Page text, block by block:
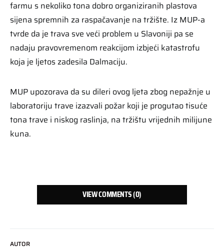
AUTOR
farmu s nekoliko tona dobro organiziranih plastova
sijena spremnih za raspačavanje na tržište. Iz MUP-a
tvrde da je trava sve veći problem u Slavoniji pa se
nadaju pravovremenom reakcijom izbjeći katastrofu
koja je ljetos zadesila Dalmaciju.
MUP upozorava da su dileri ovog ljeta zbog nepažnje u
laboratoriju trave izazvali požar koji je progutao tisuće
tona trave i niskog raslinja, na tržištu vrijednih milijune
kuna.
VIEW COMMENTS (0)